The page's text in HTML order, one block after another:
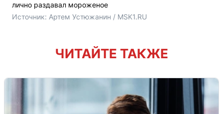
лично раздавал мороженое
Источник: Артем Устюжанин / MSK1.RU
ЧИТАЙТЕ ТАКЖЕ